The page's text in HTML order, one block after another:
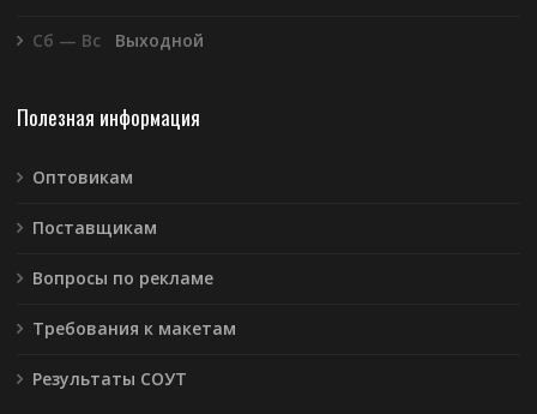
Сб — Вс Выходной
Полезная информация
Оптовикам
Поставщикам
Вопросы по рекламе
Требования к макетам
Результаты СОУТ